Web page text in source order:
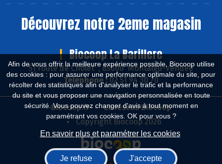
Afin de vous offrir la meilleure expérience possible, Biocoop utilise
des cookies : pour assurer une performance optimale du site, pour
récolter des statistiques afin d'analyser le trafic et la performance
du site et vous proposer une navigation personnalisée en toute
sécurité. Vous pouvez changer d'avis à tout moment en
paramétrant vos cookies. OK pour vous ?
En savoir plus et paramétrer les cookies
Je refuse J'accepte
Découvrez notre 2eme magasin
Biocoop La Barillere
51 route de Cholet , 85600 Montaigu-Vendée
Téléphone : 02 51 94 30 70
Biocoop.fr
Le réseau Biocoop
Copyright Biocoop 2026